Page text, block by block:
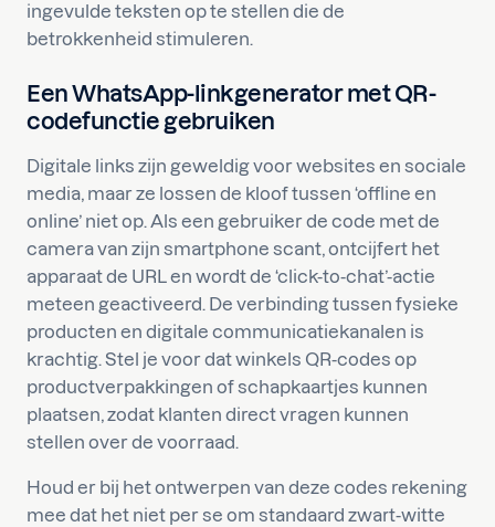
ingevulde teksten op te stellen die de
betrokkenheid stimuleren.
Een WhatsApp-linkgenerator met QR-
codefunctie gebruiken
Digitale links zijn geweldig voor websites en sociale
media, maar ze lossen de kloof tussen ‘offline en
online’ niet op. Als een gebruiker de code met de
camera van zijn smartphone scant, ontcijfert het
apparaat de URL en wordt de ‘click-to-chat’-actie
meteen geactiveerd. De verbinding tussen fysieke
producten en digitale communicatiekanalen is
krachtig. Stel je voor dat winkels QR-codes op
productverpakkingen of schapkaartjes kunnen
plaatsen, zodat klanten direct vragen kunnen
stellen over de voorraad.
Houd er bij het ontwerpen van deze codes rekening
mee dat het niet per se om standaard zwart-witte